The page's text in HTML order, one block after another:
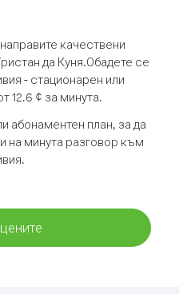
качествени
да Куня.Обадете се
- стационарен или
12.6 ¢ за минута.
абонаментен план, за да
на минута разговор към